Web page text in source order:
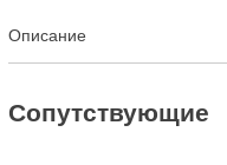
Описание
Cопутствующие